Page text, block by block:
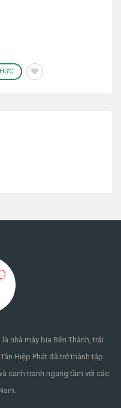
nhà máy bia Bến Thành, trải
Hiệp Phát đã trở thành tập
cạnh tranh ngang tầm với các